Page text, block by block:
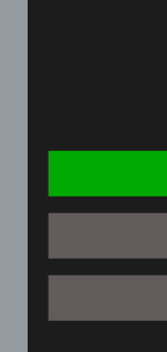
Unser
Produktgalerie
Direktmarketing
Druck mit
Druck,
Full-Service:
dieser
Betroffene
identifizierbare
c)
Verarbeitung